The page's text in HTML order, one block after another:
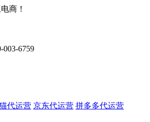
商！
003-6759
代运营 京东代运营 拼多多代运营